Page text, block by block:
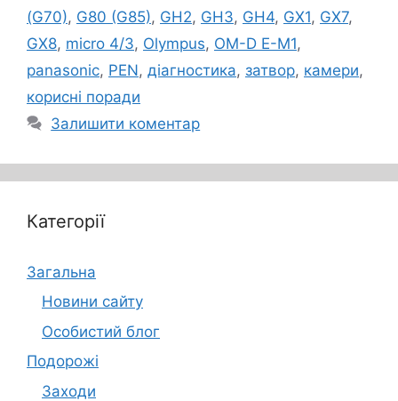
(G70), G80 (G85), GH2, GH3, GH4, GX1, GX7,
GX8, micro 4/3, Olympus, OM-D E-M1,
panasonic, PEN, діагностика, затвор, камери,
корисні поради
Залишити коментар
Категорії
Загальна
Новини сайту
Особистий блог
Подорожі
Заходи